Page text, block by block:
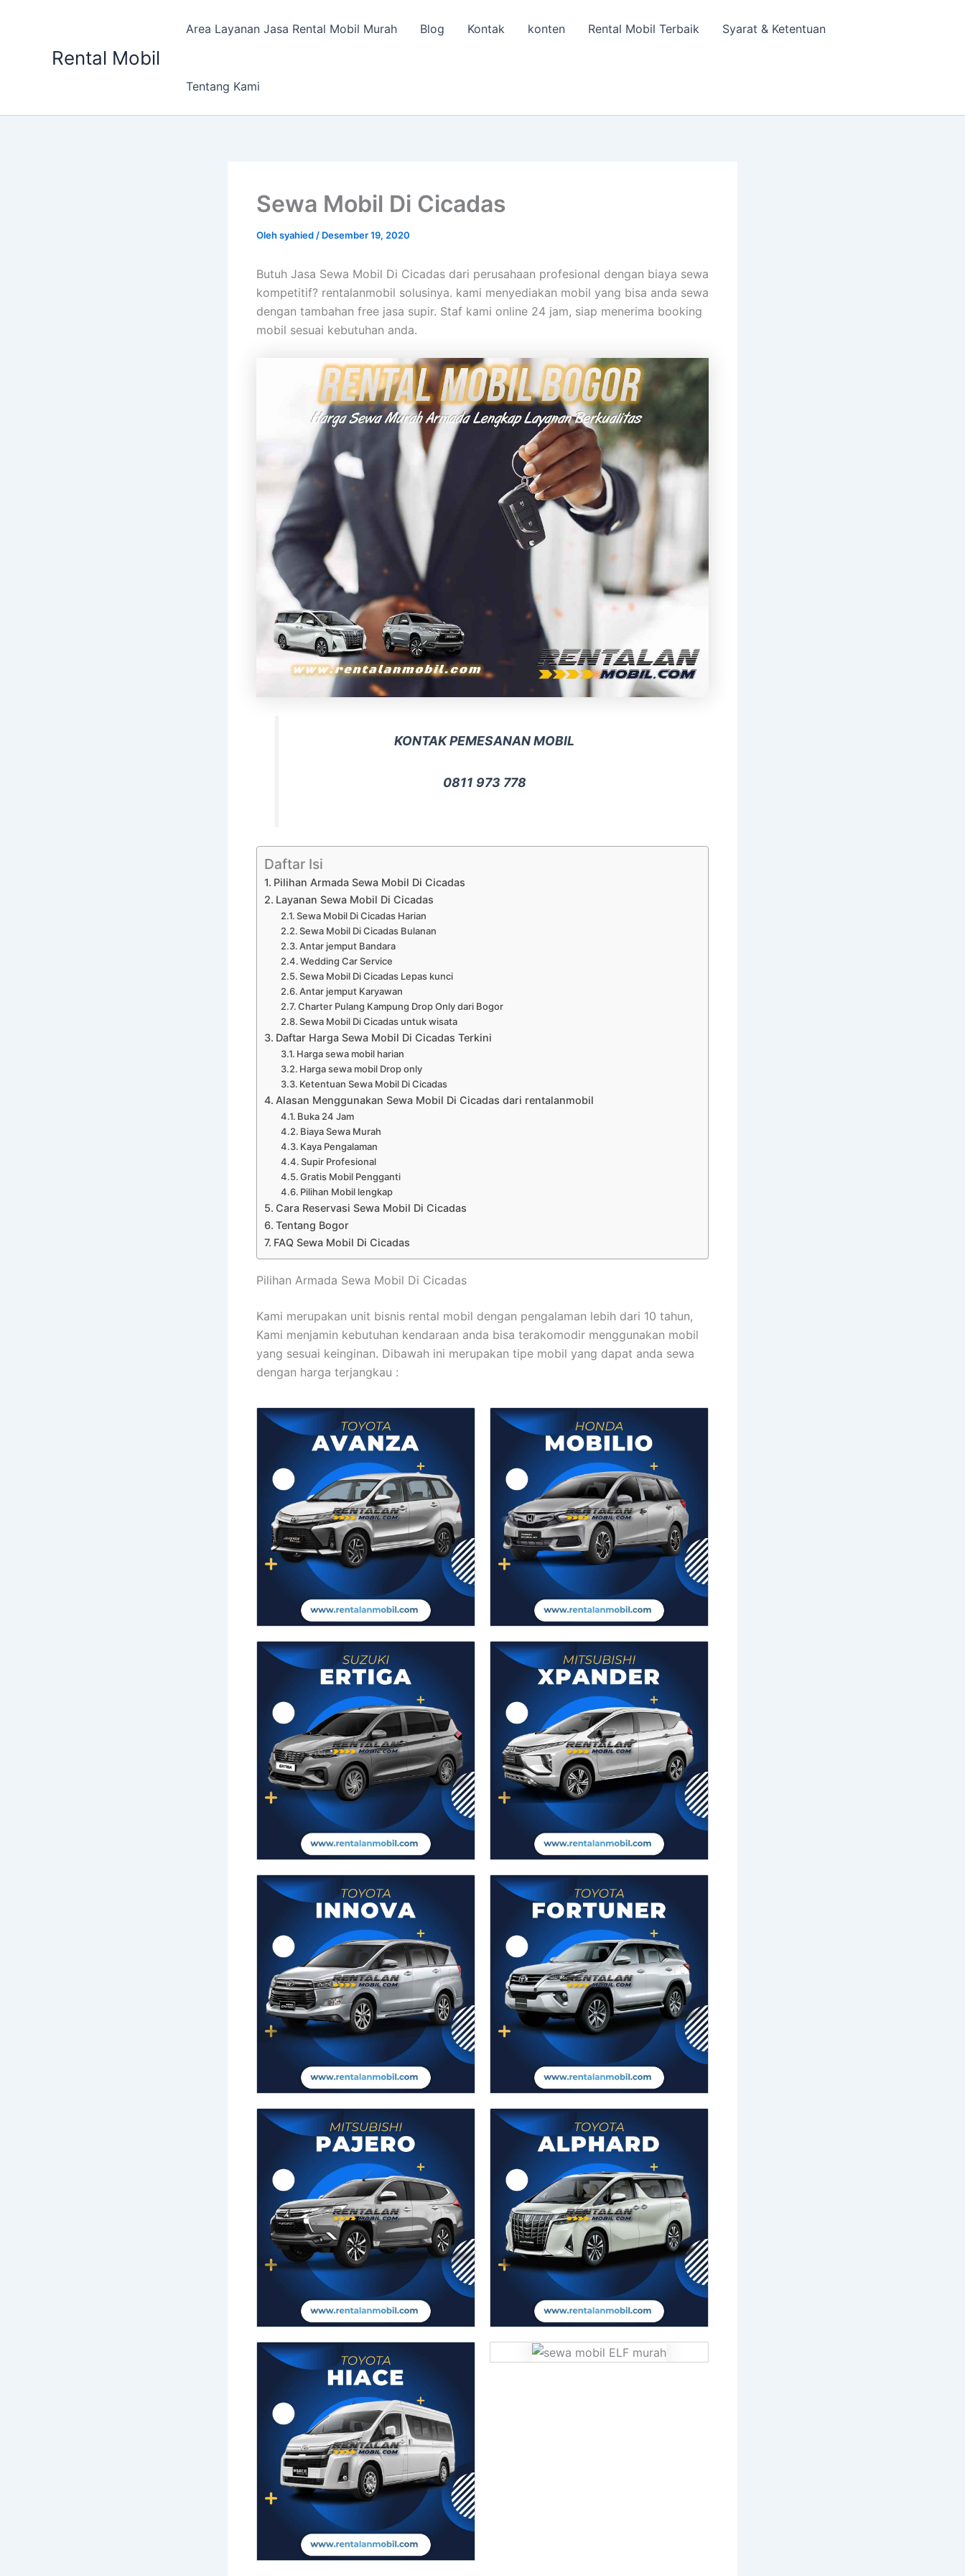
Rental Mobil
Area Layanan Jasa Rental Mobil Murah Blog Kontak konten Rental Mobil Terbaik Syarat & Ketentuan
Tentang Kami
Sewa Mobil Di Cicadas
Olehsyahied / Desember 19, 2020
Butuh Jasa Sewa Mobil Di Cicadas dari perusahaan profesional dengan biaya sewa
kompetitif? rentalanmobil solusinya. kami menyediakan mobil yang bisa anda sewa
dengan tambahan free jasa supir. Staf kami online 24 jam, siap menerima booking
mobil sesuai kebutuhan anda.
KONTAK PEMESANAN MOBIL
0811 973 778
Daftar Isi
Pilihan Armada Sewa Mobil Di Cicadas
Layanan Sewa Mobil Di Cicadas
Sewa Mobil Di Cicadas Harian
Sewa Mobil Di Cicadas Bulanan
Antar jemput Bandara
Wedding Car Service
Sewa Mobil Di Cicadas Lepas kunci
Antar jemput Karyawan
Charter Pulang Kampung Drop Only dari Bogor
Sewa Mobil Di Cicadas untuk wisata
Daftar Harga Sewa Mobil Di Cicadas Terkini
Harga sewa mobil harian
Harga sewa mobil Drop only
Ketentuan Sewa Mobil Di Cicadas
Alasan Menggunakan Sewa Mobil Di Cicadas dari rentalanmobil
Buka 24 Jam
Biaya Sewa Murah
Kaya Pengalaman
Supir Profesional
Gratis Mobil Pengganti
Pilihan Mobil lengkap
Cara Reservasi Sewa Mobil Di Cicadas
Tentang Bogor
FAQ Sewa Mobil Di Cicadas
Pilihan Armada Sewa Mobil Di Cicadas
Kami merupakan unit bisnis rental mobil dengan pengalaman lebih dari 10 tahun,
Kami menjamin kebutuhan kendaraan anda bisa terakomodir menggunakan mobil
yang sesuai keinginan. Dibawah ini merupakan tipe mobil yang dapat anda sewa
dengan harga terjangkau :